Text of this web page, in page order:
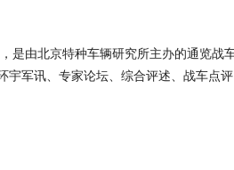
是由北京特种车辆研究所主办的通览战
宇军讯、专家论坛、综合评述、战车点